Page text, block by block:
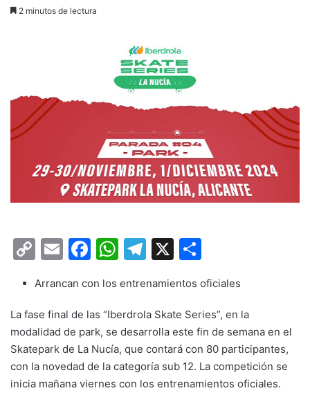
2 minutos de lectura
C
p
y
Li
n
k
E
ai
l
F
c
e
b
o
o
W
at
s
A
p
p
T
e
gr
a
m
X
m
p
ar
tir
Arrancan con los entrenamientos oficiales
La fase final de las “Iberdrola Skate Series”, en la
modalidad de park, se desarrolla este fin de semana en el
Skatepark de La Nucía, que contará con 80 participantes,
con la novedad de la categoría sub 12. La competición se
inicia mañana viernes con los entrenamientos oficiales.